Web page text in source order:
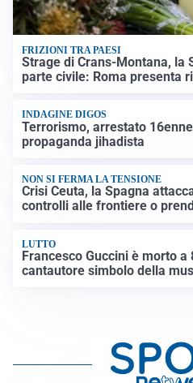
FRIZIONI TRA PAESI
Strage di Crans-Montana, la
parte civile: Roma presenta
INDAGINE DIGOS
Terrorismo, arrestato
propaganda jihadista
NON SI FERMA LA TENSIONE
Crisi Ceuta, la Spagna
controlli alle frontiere o
LUTTO
Francesco Guccini è morto
cantautore simbolo della